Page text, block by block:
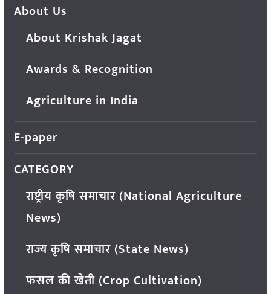
About Us
About Krishak Jagat
Awards & Recognition
Agriculture in India
E-paper
CATEGORY
राष्ट्रीय कृषि समाचार (National Agriculture
News)
राज्य कृषि समाचार (State News)
फसल की खेती (Crop Cultivation)